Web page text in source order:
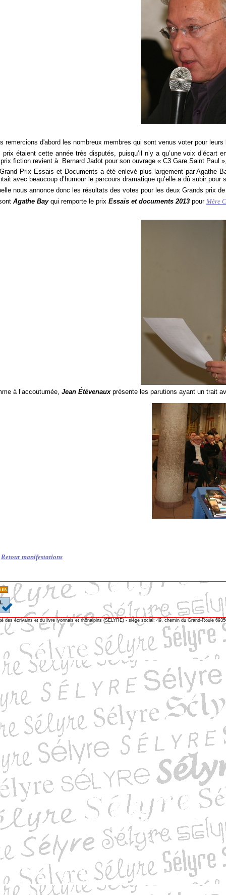
d'abord les nombreux membres qui sont venus voter pour
étaient cette année très disputés, puisqu’il n’y a qu’une voix
fiction revient à Bernard Jadot pour son ouvrage « C3 Gare Saint Paul
Prix Essais et Documents a été enlevé plus largement par Agathe
avec beaucoup d’humour le parcours dramatique qu’elle a dû subir
nous annonce donc les résultats des votes pour les deux Grands prix
Agathe Bayqui remporte le prix Essais et documents 2013pour Mère
à l’accoutumée, Jean Étèvenauxprésente les parutions ayant un trait
Retour manifestations
des écrivains et du livre lyonnais et rhônalpins (SELYRE) - siège social: 49, chemin du Grand-Roule